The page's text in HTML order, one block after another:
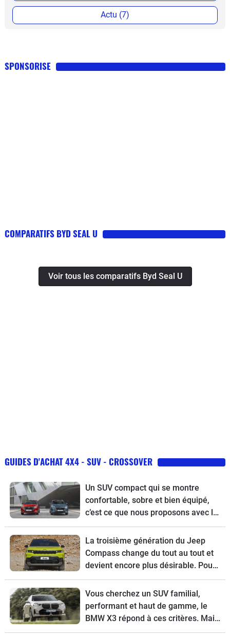
Actu (7)
SPONSORISE
COMPARATIFS BYD SEAL U
Voir tous les comparatifs Byd Seal U
GUIDES D'ACHAT 4X4 - SUV - CROSSOVER
Un SUV compact qui se montre
confortable, sobre et bien équipé,
c’est ce que nous proposons avec le
guide d’achat du Nissan Qashqai
restylé.
La troisième génération du Jeep
Compass change du tout au tout et
devient encore plus désirable. Pour
tout connaître de ce modèle, voici
son guide d’achat.
Vous cherchez un SUV familial,
performant et haut de gamme, le
BMW X3 répond à ces critères. Mais
pour choisir la meilleure version,